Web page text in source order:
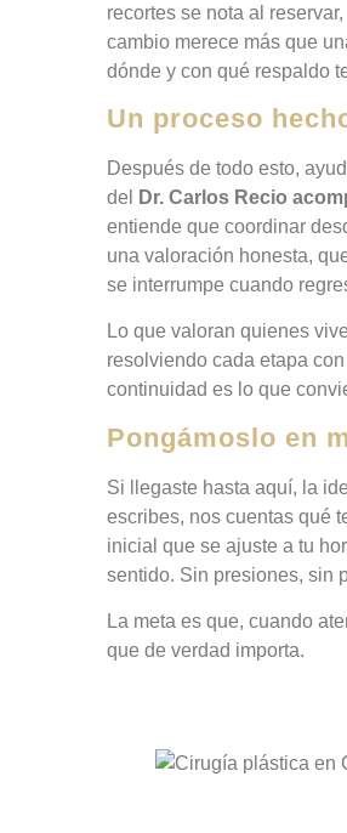
recortes se nota al
cambio merece más que
dónde y con qué respaldo
Un proceso
Después de todo esto,
del
Dr. Carlos Recio
entiende que coordinar
una valoración honesta,
se interrumpe cuando
Lo que valoran quienes
resolviendo cada etapa
continuidad es lo que
Pongámoslo en
Si llegaste hasta aquí, la
escribes, nos cuentas qué
inicial que se ajuste a tu
sentido. Sin presiones, sin
La meta es que, cuando
que de verdad importa.